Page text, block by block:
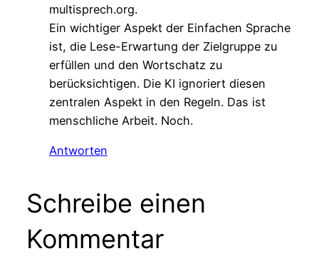
multisprech.org.
Ein wichtiger Aspekt der Einfachen Sprache
ist, die Lese-Erwartung der Zielgruppe zu
erfüllen und den Wortschatz zu
berücksichtigen. Die KI ignoriert diesen
zentralen Aspekt in den Regeln. Das ist
menschliche Arbeit. Noch.
Antworten
Schreibe einen
Kommentar